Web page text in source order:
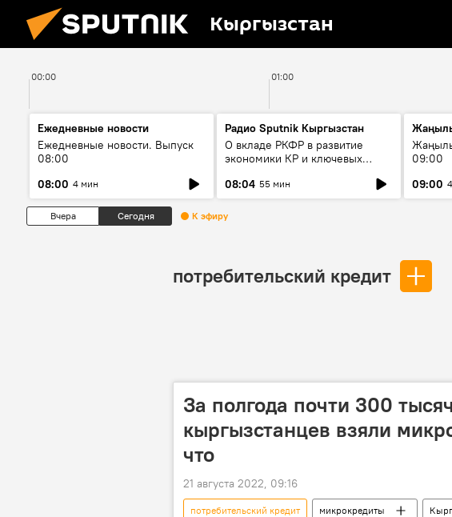
Кыргызстан
00:00 01:00
Ежедневные новости
Ежедневные новости. Выпуск
08:00
08:00 4 мин
Радио Sputnik Кыргызстан
О вкладе РКФР в развитие
экономики КР и ключевых
08:04 55 мин
09:00
09:00
Вчера Сегодня К эфиру
потребительский кредит
За полгода почти 300 тысяч
кыргызстанцев взяли
что
21 августа 2022, 09:16
потребительский кредит микрокредиты